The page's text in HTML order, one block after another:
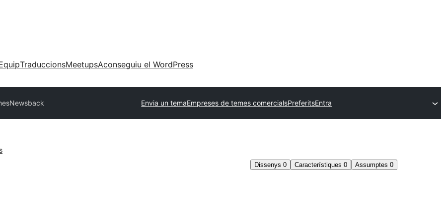
TraduccionsMeetupsAconseguiu el WordPress
Newsback Envia un temaEmpreses de temes comercialsPreferitsEntra
Dissenys 0 Característiques 0 Assumptes 0